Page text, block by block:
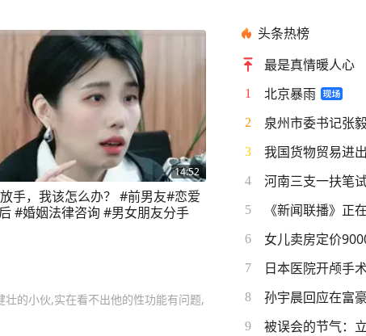
14:52
手，我该怎么办？ #前男友#恋爱
#婚姻法律咨询 #男女朋友分手
的小伙,实在看不出他的性功能有问题,
头条热榜
最是真情暖人心
1 北京暴雨
2 泉州市委书记张
3 我国货物贸易进
4 河南三支一扶笔
5 《新闻联播》正
6 女儿卖房定价
7 日本医院开颅手
8 孙宇晨回应在富
9 被误会的节气：